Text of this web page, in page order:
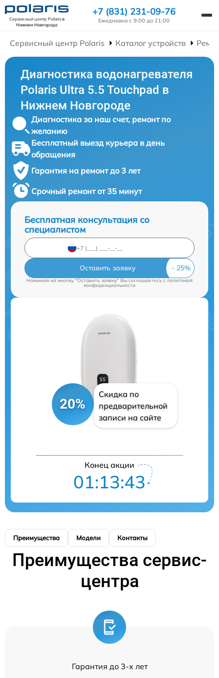
Сервисный центр Polarisв
Нижнем Новгороде
+7 (831) 231-09-76
Ежедневно с 9:00 до 21:00
Сервисный центр Polaris Каталог устройств
Диагностика водонагревателя
Polaris Ultra 5.5 Touchpad в
Нижнем Новгороде
Диагностика за наш счет, ремонт по
желанию
Бесплатный выезд курьера в день
обращения
Гарантия на ремонт до 3 лет
Срочный ремонт от 35 минут
Бесплатная консультация со
специалистом
Оставить заявку
Нажимая на кнопку "Оставить заявку" Вы соглашаетесь cполитикой
конфиденциальности
20%
Скидка по
предварительной
записи на сайте
Конец акции
01:13:43
Преимущества Модели Контакты
Преимущества сервис-
центра
Гарантия до 3-х лет